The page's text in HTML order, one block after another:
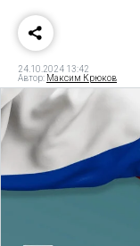
24.10.2024 13:42
Автор: Максим Крюков